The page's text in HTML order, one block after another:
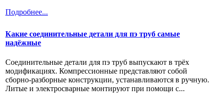
Подробнее...
Какие соединительные детали для пэ труб самые
надёжные
Соединительные детали для пэ труб выпускают в трёх
модификациях. Компрессионные представляют собой
сборно-разборные конструкции, устанавливаются в ручную.
Литые и электросварные монтируют при помощи с...